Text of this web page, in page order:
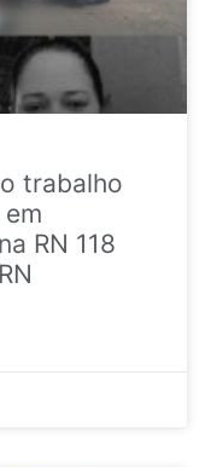
trabalho
RN 118